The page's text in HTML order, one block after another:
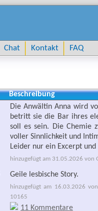
Chat Kontakt FAQ
Beschreibung
Die Anwältin Anna wird
betritt sie die Bar ihres
soll es sein. Die Chemie
voller Sinnlichkeit und
Leider nur ein Excerpt
hinzugefügt am 31.05.2026 von
Geile lesbische Story.
hinzugefügt am 16.03.2026
10165
11 Kommentare